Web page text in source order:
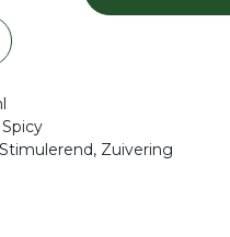
Spicy
Stimulerend, Zuivering